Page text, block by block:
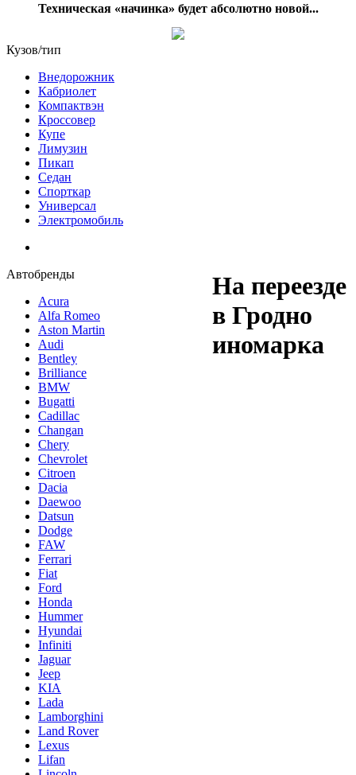
Техническая «начинка» будет абсолютно новой...
Кузов/тип
Внедорожник
Кабриолет
Компактвэн
Кроссовер
Купе
Лимузин
Пикап
Седан
Спорткар
Универсал
Электромобиль
Автобренды
Acura
Alfa Romeo
Aston Martin
Audi
Bentley
Brilliance
BMW
Bugatti
Cadillac
Changan
Chery
Chevrolet
Citroen
Dacia
Daewoo
Datsun
Dodge
FAW
Ferrari
Fiat
Ford
Honda
Hummer
Hyundai
Infiniti
Jaguar
Jeep
KIA
Lada
Lamborghini
Land Rover
Lexus
Lifan
На переезде
в Гродно
иномарка